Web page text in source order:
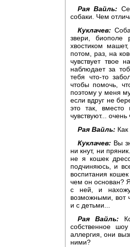
Рая Вайль:
собаки. Чем
Куклачев:
звери, биополе
хвостиком
потом, раз, на
чувствует твое
наблюдает за
тебя что-то
чтобы помочь,
поэтому у меня
если вдруг не
это так, вместо
чувствуют...
Рая Вайль:
Куклачев: Вы
ни кнут, ни
не я кошек
подчиняюсь, и
воспитания
чем он основан?
с ней, и
возможными, вот
и с детьми...
Рая Вайль:
собственное
аллергия, они
ними?